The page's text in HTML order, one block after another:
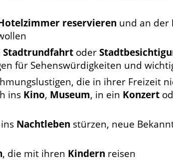
reservieren und an der
Stadtrundfahrt oder
für Sehenswürdigkeiten und
die in ihrer Freizeit
ins Kino, Museum, in ein Konzert
Nachtleben stürzen, neue
, die mit ihren Kindern reisen